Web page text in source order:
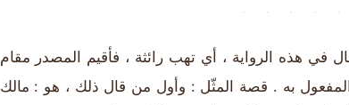
· · · · ·
في هذه الرواية ، أي تهب رائثة ، فأقيم المصدر مقام
به . قصة المثّل : وأول من قال ذلك ، هو : مالك